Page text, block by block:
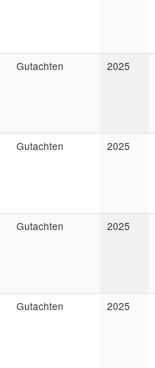
Gutachten 2025
Gutachten 2025
Gutachten 2025
Gutachten 2025